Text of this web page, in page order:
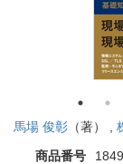
馬場 俊彰 （著） ,
商品番号